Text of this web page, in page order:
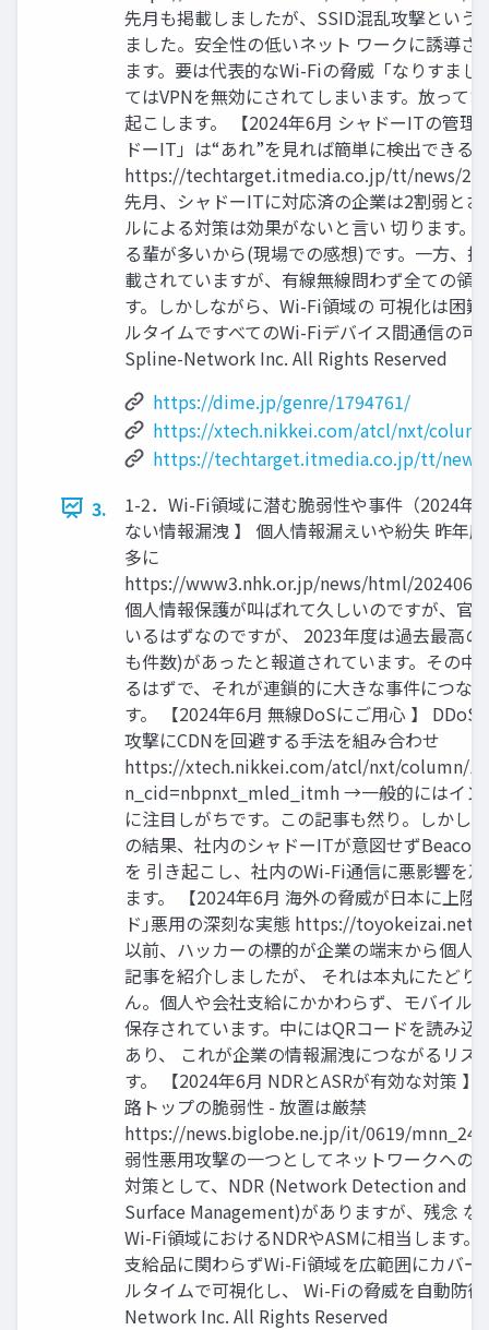
先月も掲載しましたが、SSID混乱攻撃という
ました。安全性の低いネット ワークに誘導さ
ます。要は代表的なWi-Fiの脅威「なりすまし
てはVPNを無効にされてしまいます。放って
起こします。 【2024年6月 シャドーITの管理
ドーIT」は“あれ”を見れば簡単に検出できる
https://techtarget.itmedia.co.jp/tt/news/
先月、シャドーITに対応済の企業は2割弱と
ルによる対策は効果がないと言い 切ります。
る輩が多いから(現場での感想)です。一方、
載されていますが、有線無線問わず全ての領
す。しかしながら、Wi-Fi領域の 可視化は困
ルタイムですべてのWi-Fiデバイス間通信の
Spline-Network Inc. All Rights Reserved
https://dime.jp/genre/1794761/
https://xtech.nikkei.com/atcl/nxt/
https://techtarget.itmedia.co.jp/tt/
3.
1-2．Wi-Fi領域に潜む脆弱性や事件（2024年
ない情報漏洩 】 個人情報漏えいや紛失 昨年
多に
https://www3.nhk.or.jp/news/html/
個人情報保護が叫ばれて久しいのですが、官
いるはずなのですが、 2023年度は過去最高
も件数)があったと報道されています。その中
るはずで、それが連鎖的に大きな事件につな
す。 【2024年6月 無線DoSにご用心 】
攻撃にCDNを回避する手法を組み合わせ
https://xtech.nikkei.com/atcl/nxt/column/
n_cid=nbpnxt_mled_itmh →一般的にはイン
に注目しがちです。この記事も然り。しかし
の結果、社内のシャドーITが意図せず
を 引き起こし、社内のWi-Fi通信に悪影響を
ます。 【2024年6月 海外の脅威が日本に上陸
ド｣悪用の深刻な実態 https://
以前、ハッカーの標的が企業の端末から個人
記事を紹介しましたが、 それは本丸にたどり
ん。個人や会社支給にかかわらず、モバイル
保存されています。中にはQRコードを読み
あり、 これが企業の情報漏洩につながるリス
す。 【2024年6月 NDRとASRが有効な対策
路トップの脆弱性 - 放置は厳禁
https://news.biglobe.ne.jp/it/0619/
弱性悪用攻撃の一つとしてネットワークへの
対策として、NDR (Network Detection and
Surface Management)がありますが、残念 な
Wi-Fi領域におけるNDRやASMに相当します
支給品に関わらずWi-Fi領域を広範囲にカバ
ルタイムで可視化し、 Wi-Fiの脅威を自動防
Network Inc. All Rights Reserved